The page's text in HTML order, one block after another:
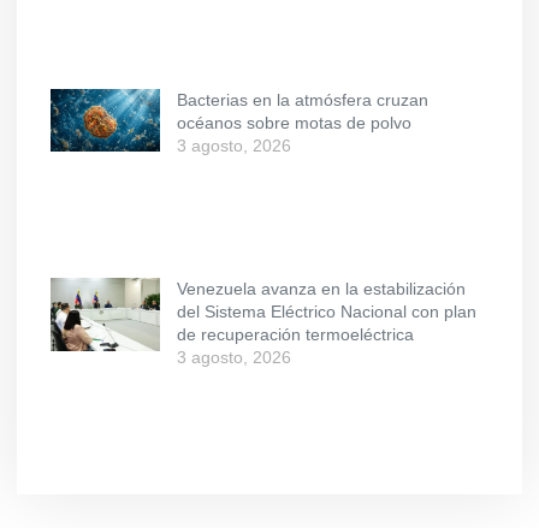
Bacterias en la atmósfera cruzan
océanos sobre motas de polvo
3 agosto, 2026
Venezuela avanza en la estabilización
del Sistema Eléctrico Nacional con plan
de recuperación termoeléctrica
3 agosto, 2026